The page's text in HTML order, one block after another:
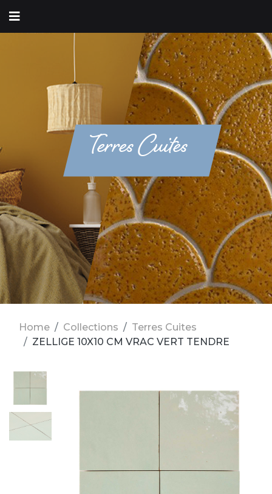
Terres Cuites
Home Collections
Terres Cuites
ZELLIGE 10X10 CM VRAC VERT TENDRE